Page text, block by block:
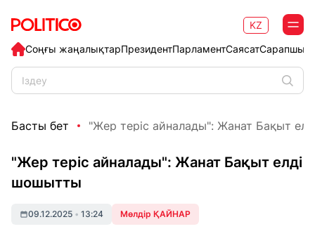
Соңғы жаңалықтарПрезидентПарламентСаясат
KZ
Басты бет "Жер теріс айналады": Жанат Бақыт
"Жер теріс айналады": Жанат Бақыт елді
шошытты
09.12.2025 • 13:24 Мөлдір ҚАЙНАР